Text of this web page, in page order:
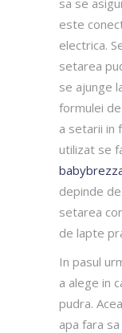
sa se
este
electrica.
setarea
se ajunge
formulei
a setarii in
utilizat se
depinde
setarea
de lapte
In pasul
a alege in
pudra.
apa fara